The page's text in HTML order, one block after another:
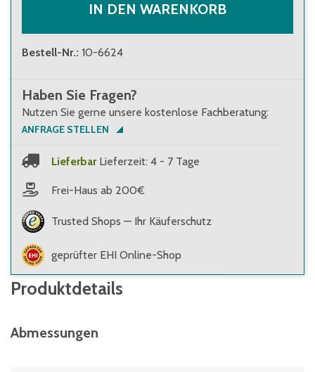
IN DEN WARENKORB
Bestell-Nr.: 10-6624
Haben Sie Fragen?
Nutzen Sie gerne unsere kostenlose Fachberatung:
ANFRAGE STELLEN
Lieferbar Lieferzeit: 4 - 7 Tage
Frei-Haus ab 200€
Trusted Shops — Ihr Käuferschutz
geprüfter EHI Online-Shop
Produktdetails
Abmessungen